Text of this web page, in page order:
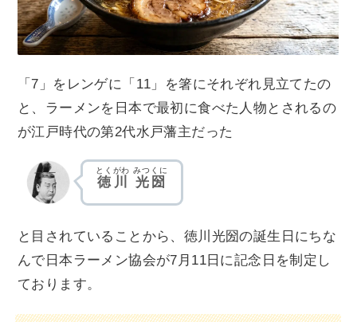
「7」をレンゲに「11」を箸にそれぞれ見立てたの
と、ラーメンを日本で最初に食べた人物とされるの
が江戸時代の第2代水戸藩主だった
徳川
とくがわ
光圀
みつくに
と目されていることから、徳川光圀の誕生日にちな
んで日本ラーメン協会が7月11日に記念日を制定し
ております。